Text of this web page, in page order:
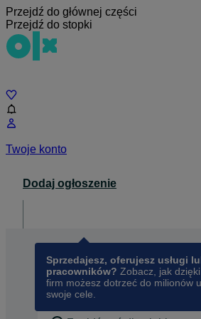
Przejdź do głównej części
Przejdź do stopki
Twoje konto
Dodaj ogłoszenie
Sprzedajesz, oferujesz usługi
pracowników? Zobacz, jak
firm możesz dotrzeć do milionów
swoje cele.